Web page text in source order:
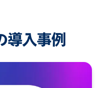
導入事例